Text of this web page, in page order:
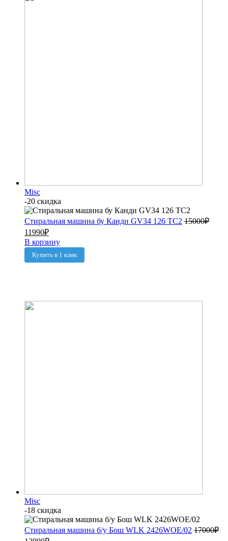
Misc
-20 скидка
Стиральная машина бу Канди GV34 126 TC2 15000₽
11990₽
В корзину
Купить в 1 клик
Misc
-18 скидка
Стиральная машина б/у Бош WLK 2426WOE/02 17000₽